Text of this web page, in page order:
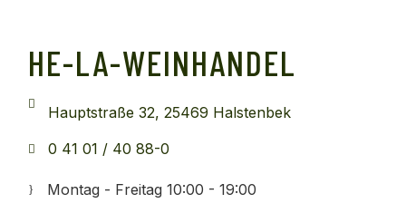
HE-LA-WEINHANDEL
Hauptstraße 32, 25469 Halstenbek
0 41 01 / 40 88-0
Montag - Freitag 10:00 - 19:00